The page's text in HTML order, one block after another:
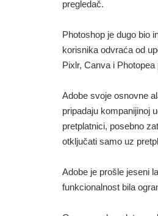
pregledač.
Photoshop je dugo bio
korisnika odvraća od
Pixlr, Canva i
Adobe svoje osnovne
pripadaju kompanijinoj
pretplatnici, posebno
otključati samo uz
Adobe je prošle jeseni
funkcionalnost bila